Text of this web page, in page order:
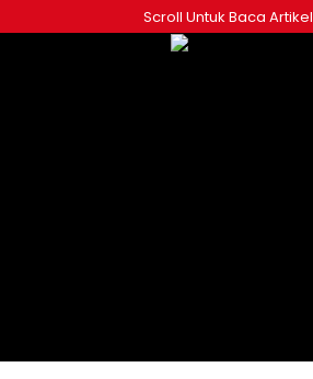
ke
Scroll Untuk Baca Artikel